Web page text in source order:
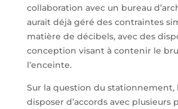
collaboration avec un bureau
aurait déjà géré des contraintes
matière de décibels, avec des
conception visant à contenir le
l’enceinte.
Sur la question du stationnement,
disposer d’accords avec plusieurs